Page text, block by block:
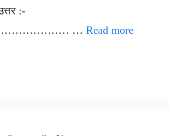
:-
… Read more